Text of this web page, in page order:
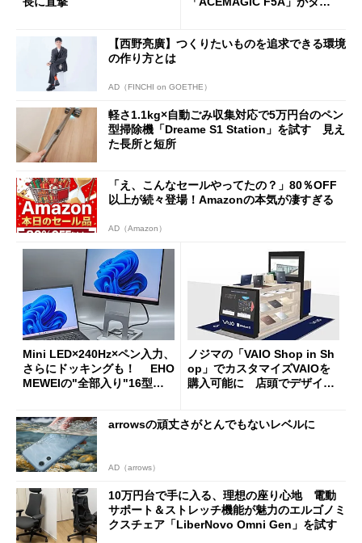
【西野亮廣】つくりたいものを追求できる環境
の作り方とは
AD（FINCHI on GOETHE）
軽さ1.1kg×自動ごみ収集対応で5万円台のペン
型掃除機「Dreame S1 Station」を試す 見え
た長所と短所
「え、こんなセールやってたの？」80％OFF
以上が続々登場！Amazonの本気が凄すぎる
AD（Amazon）
Mini LED×240Hz×ペン入力、
さらにドッキングも！ EHO
MEWEIの"全部入り"16型モ
ノジマの「VAIO Shop in Sh
op」でカスタマイズVAIOを
購入可能に 店頭でデザイン
arrowsの頑丈さがとんでもないレベルに
AD（arrows）
10万円台で手に入る、理想の座り心地 電動
サポート＆ストレッチ機能が魅力のエルゴノミ
クスチェア「LiberNovo Omni Gen」を試す